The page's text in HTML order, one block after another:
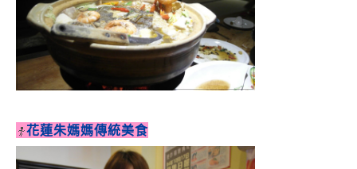
花蓮朱媽媽傳統美食